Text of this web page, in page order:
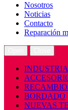
Nosotros
Noticias
Contacto
Reparación
INDUSTRIA
BORDADO
NUEVAS